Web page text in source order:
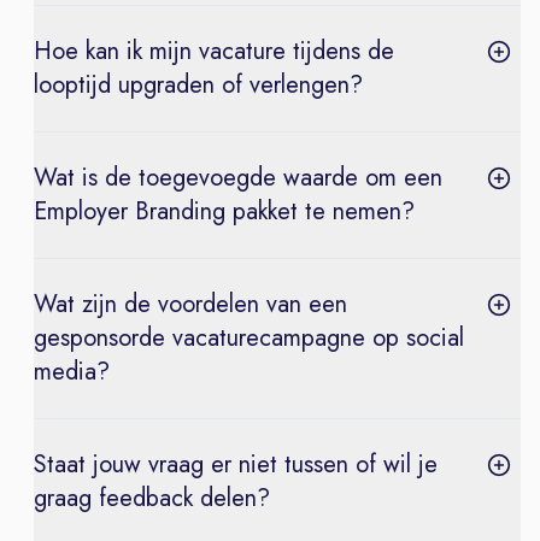
Hoe kan ik mijn vacature tijdens de
looptijd upgraden of verlengen?
Wat is de toegevoegde waarde om een
Employer Branding pakket te nemen?
Wat zijn de voordelen van een
gesponsorde vacaturecampagne op social
media?
Staat jouw vraag er niet tussen of wil je
graag feedback delen?